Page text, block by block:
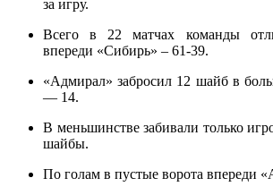
за игру.
Всего в 22 матчах команды
впереди «Сибирь» – 61-39.
«Адмирал» забросил 12 шайб в
— 14.
В меньшинстве забивали только
шайбы.
По голам в пустые ворота впереди